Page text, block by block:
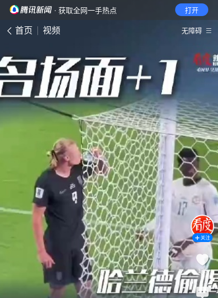
· 获取全网一手热点 打开
首页 视频 无障碍
关注
175